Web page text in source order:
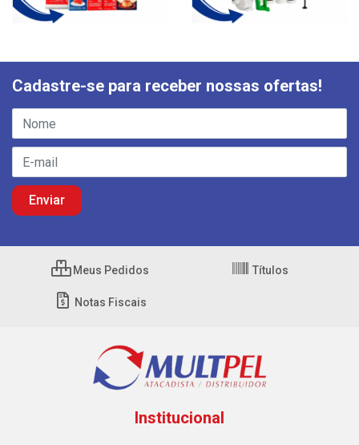
Cadastre-se para receber nossas ofertas!
Meus Pedidos Títulos
Notas Fiscais
Institucional